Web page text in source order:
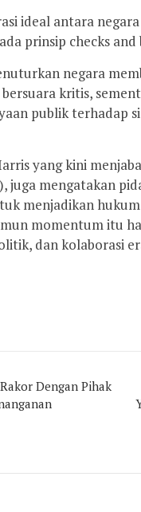
ideal antara
prinsip checks and
negara
bersuara kritis,
publik terhadap
yang kini
juga mengatakan
menjadikan
momentum itu
dan kolaborasi
Dengan Pihak